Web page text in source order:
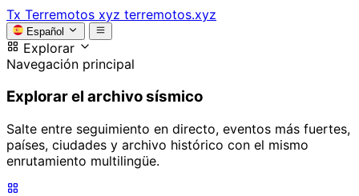
Tx Terremotos xyz terremotos.xyz
Español
Explorar
Navegación principal
Explorar el archivo sísmico
Salte entre seguimiento en directo, eventos más fuertes,
países, ciudades y archivo histórico con el mismo
enrutamiento multilingüe.